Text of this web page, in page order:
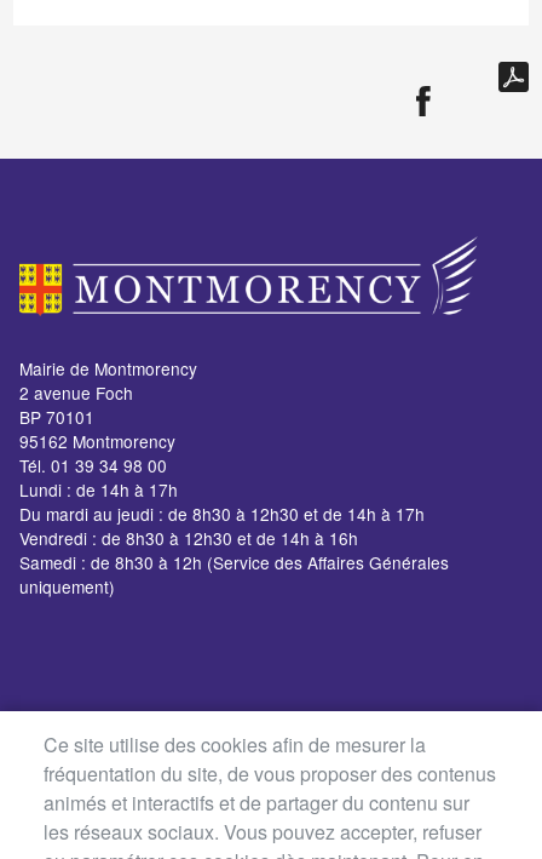
Mairie de Montmorency
2 avenue Foch
BP 70101
95162 Montmorency
Tél. 01 39 34 98 00
Lundi : de 14h à 17h
Du mardi au jeudi : de 8h30 à 12h30 et de 14h à 17h
Vendredi : de 8h30 à 12h30 et de 14h à 16h
Samedi : de 8h30 à 12h (Service des Affaires Générales
uniquement)
Ce site utilise des cookies afin de mesurer la
fréquentation du site, de vous proposer des contenus
animés et interactifs et de partager du contenu sur
les réseaux sociaux. Vous pouvez accepter, refuser